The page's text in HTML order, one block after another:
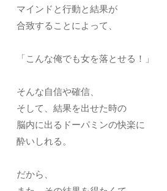
マインドと行動と結果が
合致することによって、
「こんな俺でも女を落とせる！」
そんな自信や確信、
そして、結果を出せた時の
脳内に出るドーパミンの快楽に
酔いしれる。
だから、